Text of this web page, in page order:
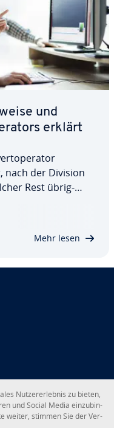
und
erklärt
nach der Division
Rest üb­rig­
Mehr lesen
YouTube
Nut­zer­er­leb­nis zu bieten,
und Social Media ein­zu­bin­
weiter, stimmen Sie der Ver­